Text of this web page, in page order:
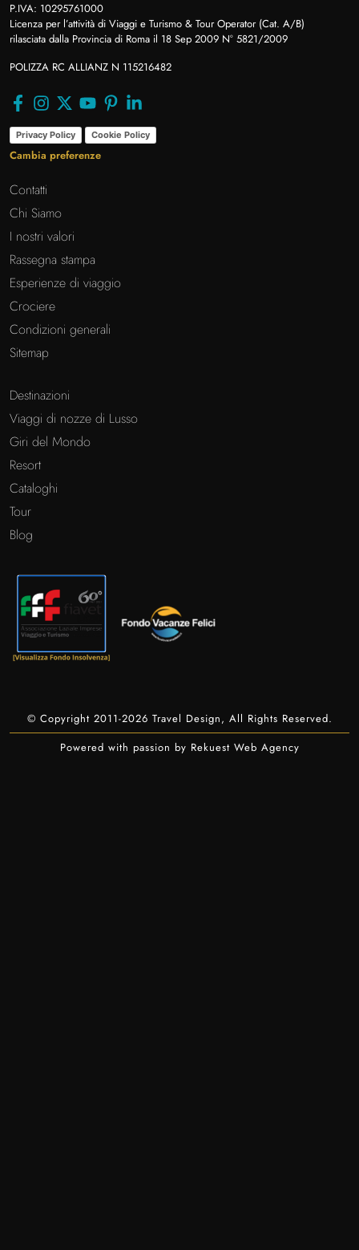
P.IVA: 10295761000
Licenza per l’attività di Viaggi e Turismo & Tour Operator (Cat. A/B)
rilasciata dalla Provincia di Roma il 18 Sep 2009 N° 5821/2009
POLIZZA RC ALLIANZ N 115216482
Privacy Policy Cookie Policy
Cambia preferenze
Contatti
Chi Siamo
I nostri valori
Rassegna stampa
Esperienze di viaggio
Crociere
Condizioni generali
Sitemap
Destinazioni
Viaggi di nozze di Lusso
Giri del Mondo
Resort
Cataloghi
Tour
Blog
© Copyright 2011-2026 Travel Design, All Rights Reserved.
Powered with passion by Rekuest Web Agency